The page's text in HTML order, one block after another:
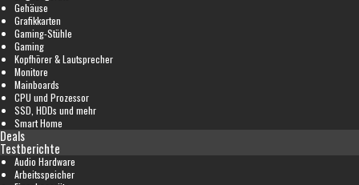
Gehäuse
Grafikkarten
Gaming-Stühle
Gaming
Kopfhörer & Lautsprecher
Monitore
Mainboards
CPU und Prozessor
SSD, HDDs und mehr
Smart Home
Deals
Testberichte
Audio Hardware
Arbeitsspeicher